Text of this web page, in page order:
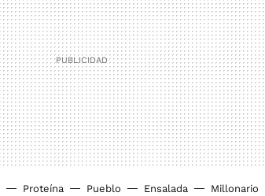
Proteína Pueblo Ensalada Millonario